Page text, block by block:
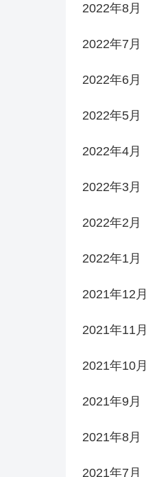
2022年8月
2022年7月
2022年6月
2022年5月
2022年4月
2022年3月
2022年2月
2022年1月
2021年12月
2021年11月
2021年10月
2021年9月
2021年8月
2021年7月